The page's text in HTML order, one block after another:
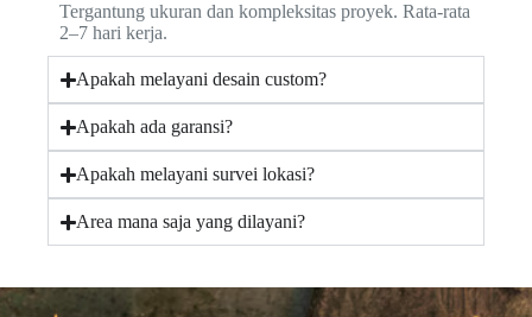
Tergantung ukuran dan kompleksitas proyek. Rata-rata
2–7 hari kerja.
Apakah melayani desain custom?
Apakah ada garansi?
Apakah melayani survei lokasi?
Area mana saja yang dilayani?